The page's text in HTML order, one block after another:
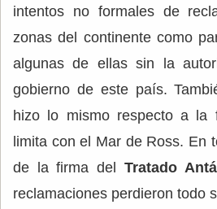
intentos no formales de
zonas del continente como
algunas de ellas sin la
gobierno de este país.
hizo lo mismo respecto a la
limita con el Mar de Ross. En
de la firma del Tratado
reclamaciones perdieron todo